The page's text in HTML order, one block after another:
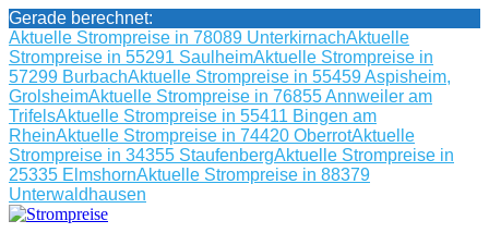
Gerade berechnet:
Aktuelle Strompreise in 78089 UnterkirnachAktuelle
Strompreise in 55291 SaulheimAktuelle Strompreise in
57299 BurbachAktuelle Strompreise in 55459 Aspisheim,
GrolsheimAktuelle Strompreise in 76855 Annweiler am
TrifelsAktuelle Strompreise in 55411 Bingen am
RheinAktuelle Strompreise in 74420 OberrotAktuelle
Strompreise in 34355 StaufenbergAktuelle Strompreise in
25335 ElmshornAktuelle Strompreise in 88379
Unterwaldhausen
Skip